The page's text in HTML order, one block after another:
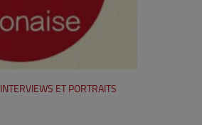
INTERVIEWS ET PORTRAITS